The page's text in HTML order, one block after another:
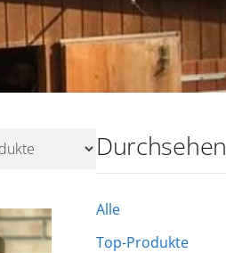
Durchsehen
Alle
Top-Produkte